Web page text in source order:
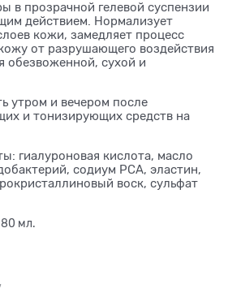
в прозрачной гелевой суспензии
действием. Нормализует
кожи, замедляет процесс
от разрушающего воздействия
обезвоженной, сухой и
утром и вечером после
и тонизирующих средств на
гиалуроновая кислота, масло
содиум PCA, эластин,
воск, сульфат
мл.